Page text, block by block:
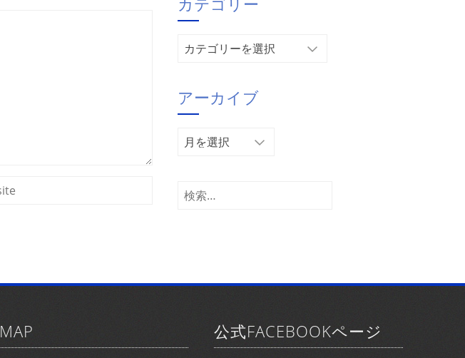
カ
リ
ー
アーカイブ
ア
イ
検
MAP 公式FACEBOOKページ